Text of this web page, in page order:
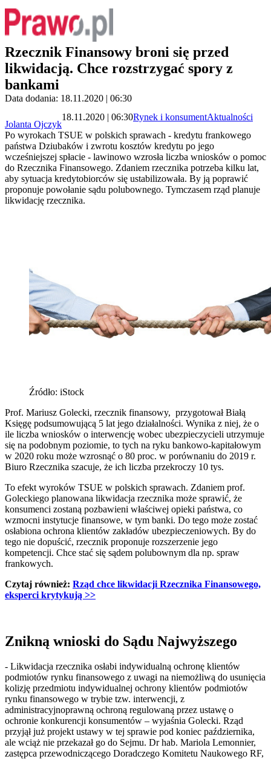
Rzecznik Finansowy broni się przed
likwidacją. Chce rozstrzygać spory z
bankami
Data dodania: 18.11.2020 | 06:30
Jolanta Ojczyk
18.11.2020 | 06:30Rynek i konsumentAktualności
Po wyrokach TSUE w polskich sprawach - kredytu frankowego
państwa Dziubaków i zwrotu kosztów kredytu po jego
wcześniejszej spłacie - lawinowo wzrosła liczba wniosków o pomoc
do Rzecznika Finansowego. Zdaniem rzecznika potrzeba kilku lat,
aby sytuacja kredytobiorców się ustabilizowała. By ją poprawić
proponuje powołanie sądu polubownego. Tymczasem rząd planuje
likwidację rzecznika.
Źródło: iStock
Prof. Mariusz Golecki, rzecznik finansowy, przygotował Białą
Księgę podsumowującą 5 lat jego działalności. Wynika z niej, że o
ile liczba wniosków o interwencję wobec ubezpieczycieli utrzymuje
się na podobnym poziomie, to tych na ryku bankowo-kapitałowym
w 2020 roku może wzrosnąć o 80 proc. w porównaniu do 2019 r.
Biuro Rzecznika szacuje, że ich liczba przekroczy 10 tys.
To efekt wyroków TSUE w polskich sprawach. Zdaniem prof.
Goleckiego planowana likwidacja rzecznika może sprawić, że
konsumenci zostaną pozbawieni właściwej opieki państwa, co
wzmocni instytucje finansowe, w tym banki. Do tego może zostać
osłabiona ochrona klientów zakładów ubezpieczeniowych. By do
tego nie dopuścić, rzecznik proponuje rozszerzenie jego
kompetencji. Chce stać się sądem polubownym dla np. spraw
frankowych.
Czytaj również: Rząd chce likwidacji Rzecznika Finansowego,
eksperci krytykują >>
Znikną wnioski do Sądu Najwyższego
- Likwidacja rzecznika osłabi indywidualną ochronę klientów
podmiotów rynku finansowego z uwagi na niemożliwą do usunięcia
kolizję przedmiotu indywidualnej ochrony klientów podmiotów
rynku finansowego w trybie tzw. interwencji, z
administracyjnoprawną ochroną regulowaną przez ustawę o
ochronie konkurencji konsumentów – wyjaśnia Golecki. Rząd
przyjął już projekt ustawy w tej sprawie pod koniec października,
ale wciąż nie przekazał go do Sejmu. Dr hab. Mariola Lemonnier,
zastępca przewodniczącego Doradczego Komitetu Naukowego RF,